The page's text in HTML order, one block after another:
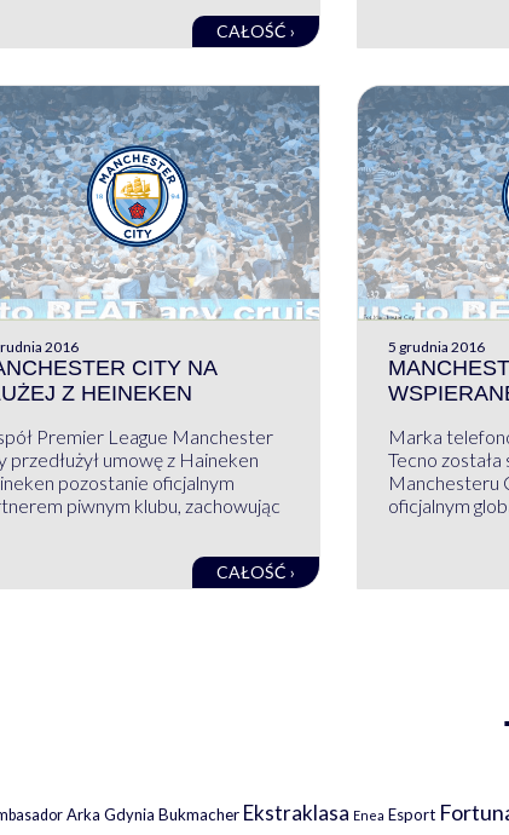
CAŁOŚĆ ›
2016
CITY NA
Z HEINEKEN
Premier League Manchester
przedłużył umowę z Haineken
pozostanie oficjalnym
piwnym klubu, zachowując
CAŁOŚĆ ›
5 grudnia 2016
Marka
Tecno
Manchesteru
oficjalnym
Arka Gdynia Bukmacher Ekstraklasa Enea Esport